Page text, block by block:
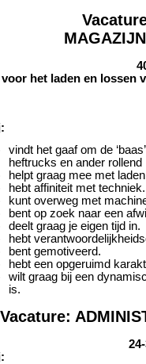
voor het laden en lossen
vindt het gaaf om de
heftrucks en ander rollend
helpt graag mee met
hebt affiniteit met techniek.
kunt overweg met
bent op zoek naar een
deelt graag je eigen tijd in.
hebt
bent gemotiveerd.
hebt een opgeruimd
wilt graag bij een
is.
Vacature: